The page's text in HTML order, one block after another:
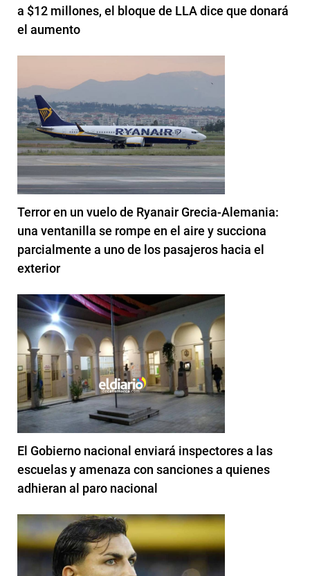
a $12 millones, el bloque de LLA dice que donará
el aumento
Terror en un vuelo de Ryanair Grecia-Alemania:
una ventanilla se rompe en el aire y succiona
parcialmente a uno de los pasajeros hacia el
exterior
El Gobierno nacional enviará inspectores a las
escuelas y amenaza con sanciones a quienes
adhieran al paro nacional